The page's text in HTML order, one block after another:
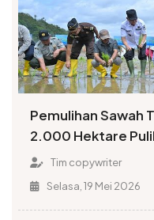
Pemulihan Sawah
2.000 Hektare
Tim copywriter
Selasa, 19 Mei 2026